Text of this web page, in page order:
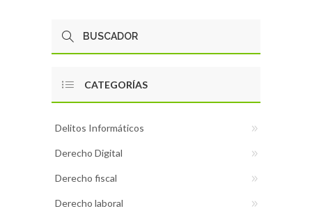
CATEGORÍAS
Delitos Informáticos
Derecho Digital
Derecho fiscal
Derecho laboral